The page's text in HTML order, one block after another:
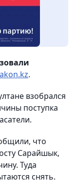
.
взобрался
поступка
что
Сарайшык,
Туда
снять.